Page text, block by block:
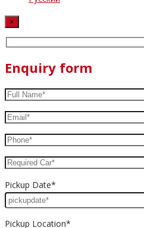
×
Enquiry form
Pickup Date*
Pickup Location*